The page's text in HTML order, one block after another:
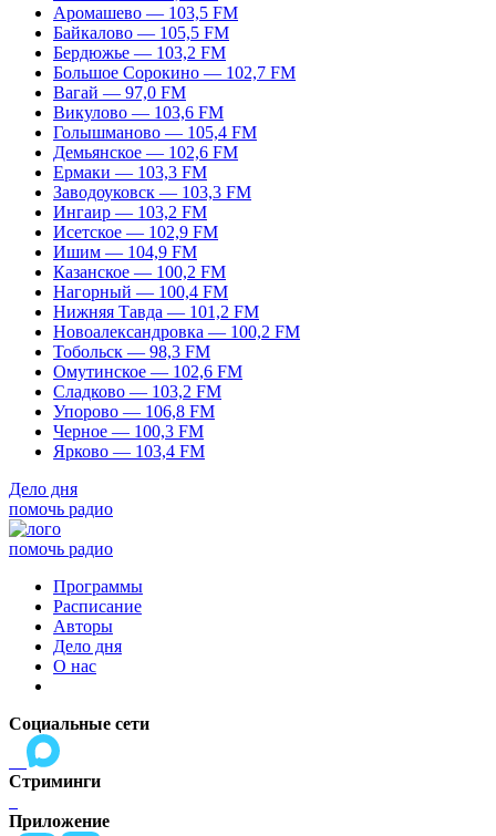
Аромашево — 103,5 FM
Байкалово — 105,5 FM
Бердюжье — 103,2 FM
Большое Сорокино — 102,7 FM
Вагай — 97,0 FM
Викулово — 103,6 FM
Голышманово — 105,4 FM
Демьянское — 102,6 FM
Ермаки — 103,3 FM
Заводоуковск — 103,3 FM
Ингаир — 103,2 FM
Исетское — 102,9 FM
Ишим — 104,9 FM
Казанское — 100,2 FM
Нагорный — 100,4 FM
Нижняя Тавда — 101,2 FM
Новоалександровка — 100,2 FM
Тобольск — 98,3 FM
Омутинское — 102,6 FM
Сладково — 103,2 FM
Упорово — 106,8 FM
Черное — 100,3 FM
Ярково — 103,4 FM
Дело дня
помочь радио
помочь радио
Программы
Расписание
Авторы
Дело дня
О нас
Социальные сети
Стриминги
Приложение